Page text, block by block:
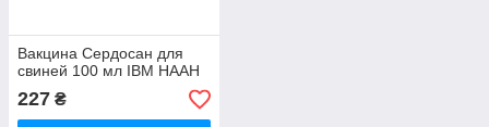
Вакцина Сердосан для
свиней 100 мл ІВМ НААН
227 ₴